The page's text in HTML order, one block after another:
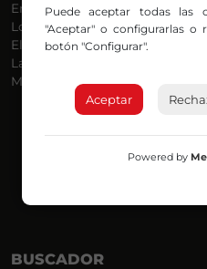
En Ruta
Locos por la Música
El Supermadrugador
La Mañana de Radio Nervión
Más Madrugada
BUSCADOR
Puede aceptar todas las
"Aceptar" o configurarlas o
botón "Configurar".
Aceptar
Powered by